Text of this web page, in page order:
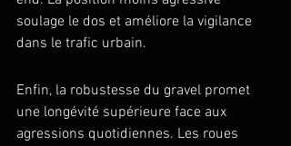
soulage le dos et améliore la vigilance
dans le trafic urbain.
Enfin, la robustesse du gravel promet
une longévité supérieure face aux
agressions quotidiennes. Les roues